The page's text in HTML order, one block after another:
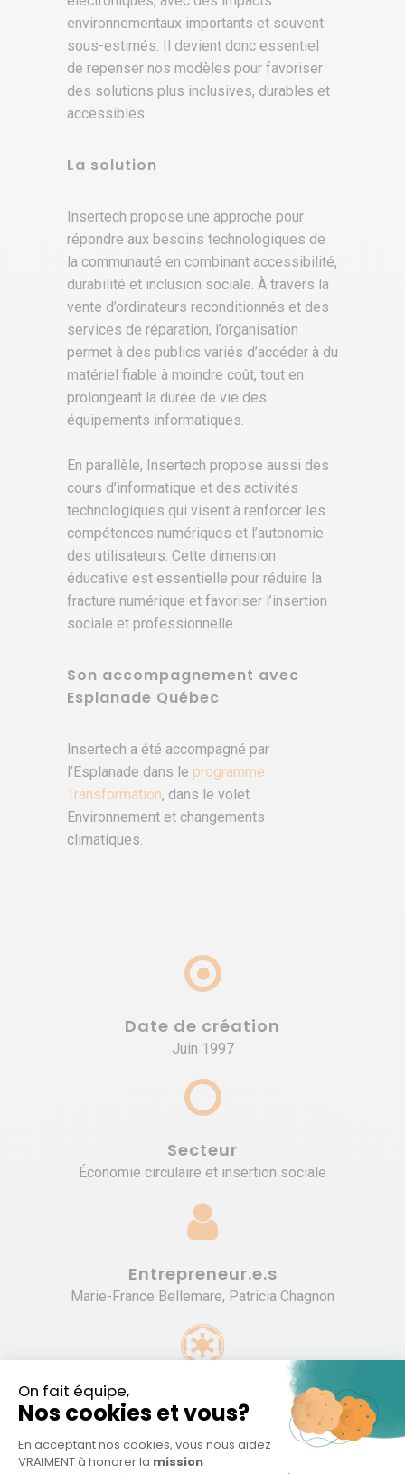
environnementaux importants et souvent
sous-estimés. Il devient donc essentiel
de repenser nos modèles pour favoriser
des solutions plus inclusives, durables et
accessibles.
La solution
Insertech propose une approche pour
répondre aux besoins technologiques de
la communauté en combinant accessibilité,
durabilité et inclusion sociale. À travers la
vente d’ordinateurs reconditionnés et des
services de réparation, l’organisation
permet à des publics variés d’accéder à du
matériel fiable à moindre coût, tout en
prolongeant la durée de vie des
équipements informatiques.
En parallèle, Insertech propose aussi des
cours d’informatique et des activités
technologiques qui visent à renforcer les
compétences numériques et l’autonomie
des utilisateurs. Cette dimension
éducative est essentielle pour réduire la
fracture numérique et favoriser l’insertion
sociale et professionnelle.
Son accompagnement avec
Esplanade Québec
Insertech a été accompagné par
l’Esplanade dans le programme
Transformation, dans le volet
Environnement et changements
climatiques.
Date de création
Juin 1997
Secteur
Économie circulaire et insertion sociale
Entrepreneur.e.s
Marie-France Bellemare, Patricia Chagnon
Type d'organisation
Entreprise d'économie sociale